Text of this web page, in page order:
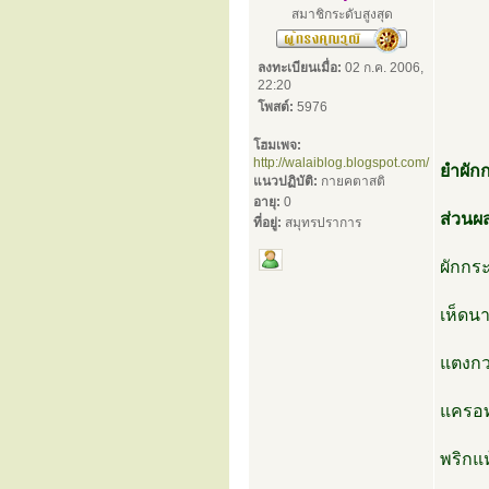
สมาชิกระดับสูงสุด
ลงทะเบียนเมื่อ: 02 ก.ค. 2006,
22:20
โพสต์: 5976
โฮมเพจ:
http://walaiblog.blogspot.com/
แนวปฏิบัติ: กายคตาสติ
อายุ: 0
ที่อยู่: สมุทรปราการ
ยำผัก
ส่วนผ
ผักกร
เห็ดน
แตงก
แครอ
พริกแ